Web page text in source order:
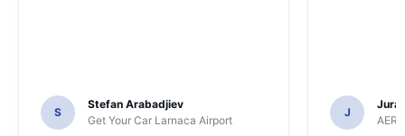
S
Stefan Arabadjiev
Get Your Car Larnaca Airport
J
Juraj